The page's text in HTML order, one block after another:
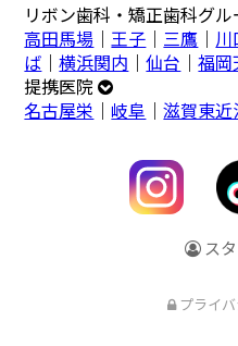
リボン歯科・矯正歯科グ
高田馬場 ｜王子 ｜ 三鷹 ｜ 川
ば ｜横浜関内 ｜仙台 ｜福岡
提携医院
名古屋栄 ｜岐阜 ｜滋賀東近
ス
プライバ